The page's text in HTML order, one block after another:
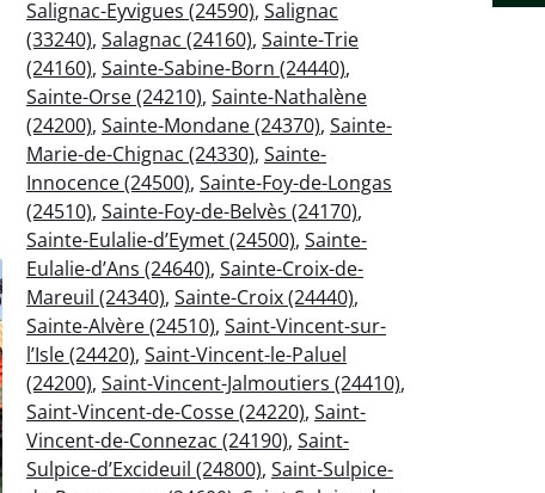
Salignac-Eyvigues (24590), Salignac
(33240), Salagnac (24160), Sainte-Trie
(24160), Sainte-Sabine-Born (24440),
Sainte-Orse (24210), Sainte-Nathalène
(24200), Sainte-Mondane (24370), Sainte-
Marie-de-Chignac (24330), Sainte-
Innocence (24500), Sainte-Foy-de-Longas
(24510), Sainte-Foy-de-Belvès (24170),
Sainte-Eulalie-d’Eymet (24500), Sainte-
Eulalie-d’Ans (24640), Sainte-Croix-de-
Mareuil (24340), Sainte-Croix (24440),
Sainte-Alvère (24510), Saint-Vincent-sur-
l’Isle (24420), Saint-Vincent-le-Paluel
(24200), Saint-Vincent-Jalmoutiers (24410),
Saint-Vincent-de-Cosse (24220), Saint-
Vincent-de-Connezac (24190), Saint-
Sulpice-d’Excideuil (24800), Saint-Sulpice-